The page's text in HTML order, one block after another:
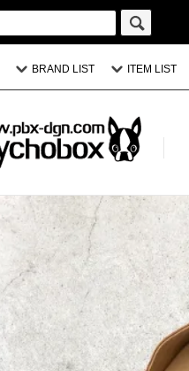
BRAND LIST ITEM LIST